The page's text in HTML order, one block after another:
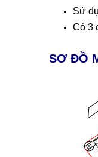
Sử
Có 3
SƠ ĐỒ